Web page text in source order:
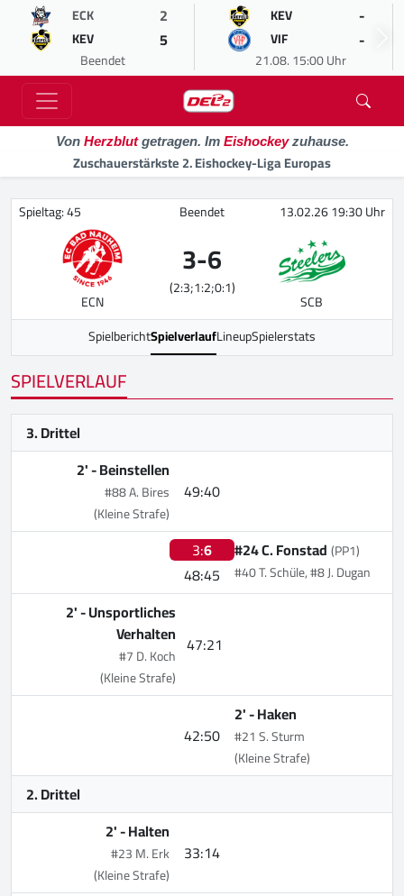
ECK 2
KEV 5
Beendet
KEV -
VIF -
21.08. 15:00 Uhr
Von Herzblutgetragen. Im Eishockeyzuhause.
Zuschauerstärkste 2. Eishockey-Liga Europas
Spieltag: 45 Beendet 13.02.26 19:30 Uhr
ECN
3-6
(2:3;1:2;0:1)
SCB
SpielberichtSpielverlaufLineupSpielerstats
SPIELVERLAUF
3. Drittel
49:40
2' -Beinstellen
#88 A. Bires
(Kleine Strafe)
3:6
48:45
#24 C. Fonstad(PP1)
#40 T. Schüle, #8 J. Dugan
47:21
2' -Unsportliches
Verhalten
#7 D. Koch
(Kleine Strafe)
42:50
2' -Haken
#21 S. Sturm
(Kleine Strafe)
2. Drittel
33:14
2' -Halten
#23 M. Erk
(Kleine Strafe)